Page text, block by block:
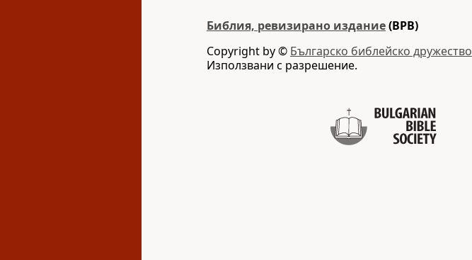
Библия, ревизирано издание(BPB)
Copyright by © Българско библейско дружество
Използвани с разрешение.